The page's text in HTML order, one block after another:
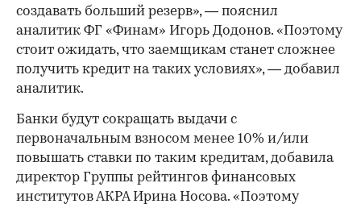
создавать больший резерв», — пояснил
аналитик ФГ «Финам» Игорь Додонов. «Поэтому
стоит ожидать, что заемщикам станет сложнее
получить кредит на таких условиях», — добавил
аналитик.
Банки будут сокращать выдачи с
первоначальным взносом менее 10% и/или
повышать ставки по таким кредитам, добавила
директор Группы рейтингов финансовых
институтов АКРА Ирина Носова. «Поэтому